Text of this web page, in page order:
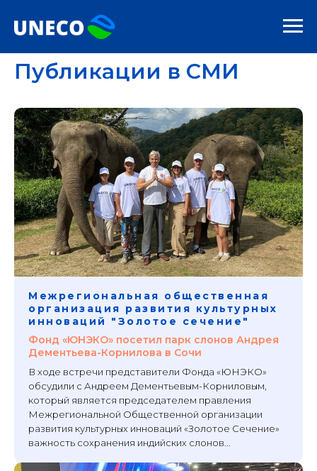
Публикации в СМИ
Межрегиональная общественная
организация развития культурных
инноваций "Золотое сечение"
Фонд «ЮНЭКО» посетил парк слонов Андрея
Дементьева-Корнилова в Сочи
В ходе встречи представители Фонда «ЮНЭКО»
обсудили с Андреем Дементьевым-Корниловым,
который является председателем правления
Межрегиональной Общественной организации
развития культурных инноваций «Золотое Сечение»
важность сохранения индийских слонов...